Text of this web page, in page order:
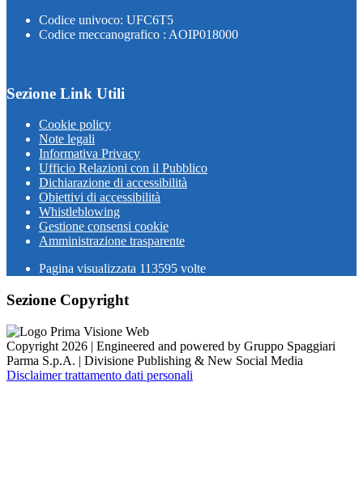
Codice univoco: UFC6T5
Codice meccanografico : AOIP018000
Sezione Link Utili
Cookie policy
Note legali
Informativa Privacy
Ufficio Relazioni con il Pubblico
Dichiarazione di accessibilità
Obiettivi di accessibilità
Whistleblowing
Gestione consensi cookie
Amministrazione trasparente
Pagina visualizzata 113595 volte
Sezione Copyright
Copyright 2026 | Engineered and powered by Gruppo Spaggiari
Parma S.p.A. | Divisione Publishing & New Social Media
Disclaimer trattamento dati personali